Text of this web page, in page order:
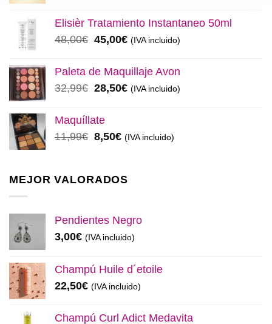
original
137,00€.
actual
130,00€.
Elisièr Tratamiento Instantaneo 50ml
48,00€ El
original
48,00€.
45,00€El
actual
45,00€.
(IVA incluido)
Paleta de Maquillaje Avon
32,99€ El
original
32,99€.
28,50€El
28,50€.
(IVA incluido)
Maquíllate
11,99€ El
era:
8,50€El
es:
(IVA incluido)
MEJOR VALORADOS
Pendientes Negro
3,00€ (IVA incluido)
Champú Huile d´etoile
22,50€ (IVA incluido)
Champú Curl Adict Medavita